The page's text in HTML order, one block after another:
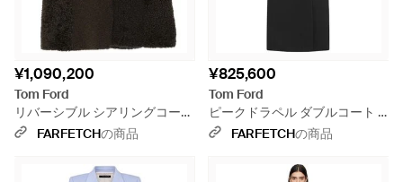
¥1,090,200
Tom Ford
リバーシブル シアリングコート
- ブラック
FARFETCHの商品
¥825,600
Tom Ford
ピークドラペル ダブルコート -
ブラックFARFETCHの商品